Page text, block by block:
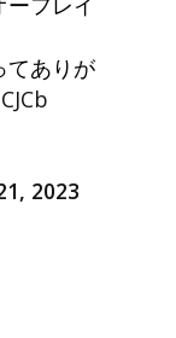
てありが
2023